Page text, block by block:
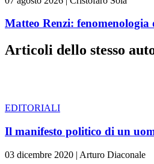
Matteo Renzi: fenomenologia
Articoli dello stesso
EDITORIALI
Il manifesto politico di un
03 dicembre 2020 | Arturo Diaconale